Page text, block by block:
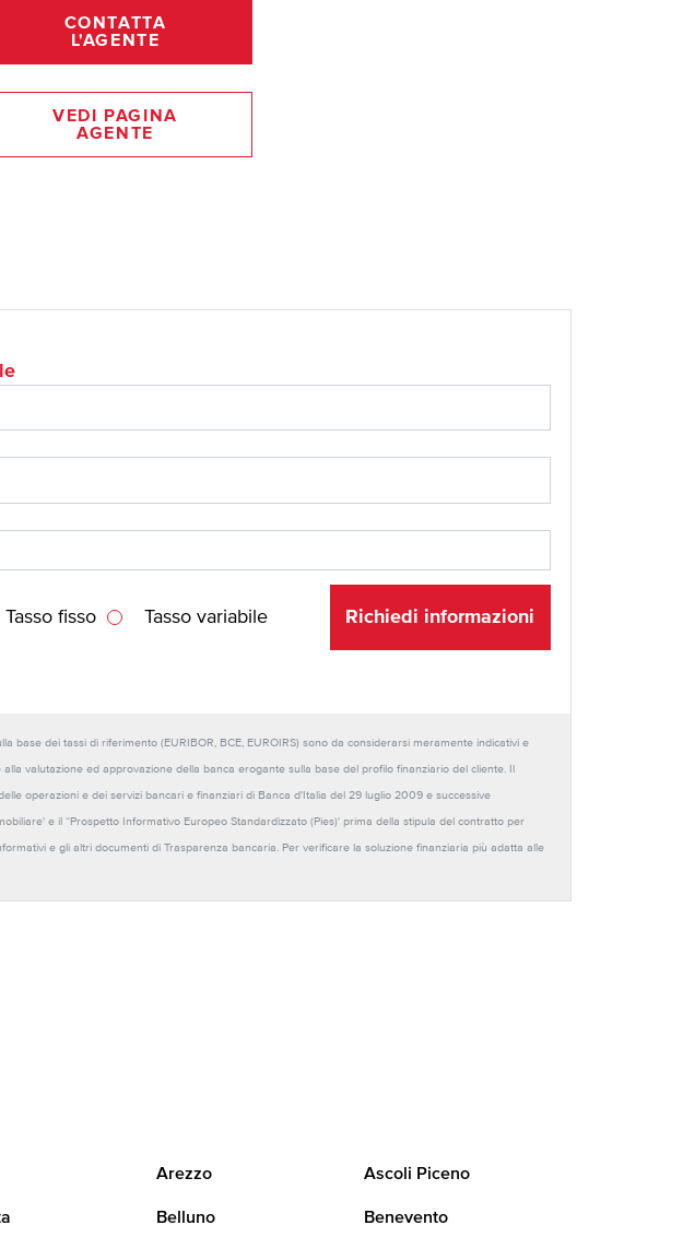
CONTATTA
L'AGENTE
VEDI PAGINA
AGENTE
Tasso fisso Tasso variabile Richiedi informazioni
base dei tassi di riferimento (EURIBOR, BCE, EUROIRS) sono da considerarsi meramente indicativi e
valutazione ed approvazione della banca erogante sulla base del profilo finanziario del cliente. Il
operazioni e dei servizi bancari e finanziari di Banca d'Italia del 29 luglio 2009 e successive
e il “Prospetto Informativo Europeo Standardizzato (Pies)' prima della stipula del contratto per
e gli altri documenti di Trasparenza bancaria. Per verificare la soluzione finanziaria più adatta alle
Arezzo Ascoli Piceno
Belluno Benevento